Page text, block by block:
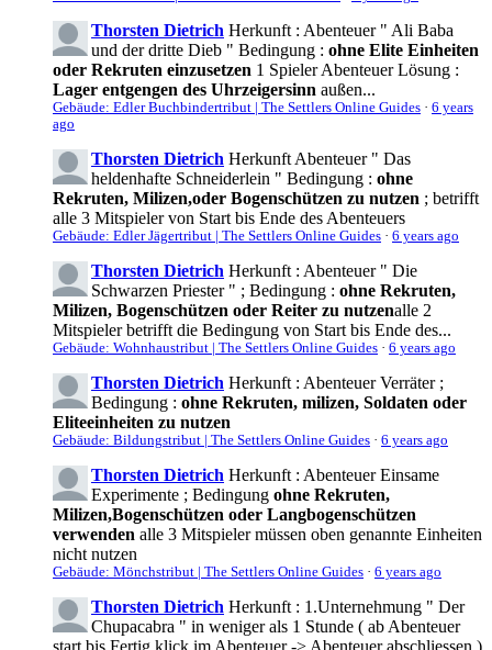
Thorsten Dietrich Herkunft : Abenteuer " Ali Baba
und der dritte Dieb " Bedingung : ohne Elite Einheiten
oder Rekruten einzusetzen 1 Spieler Abenteuer Lösung :
Lager entgengen des Uhrzeigersinn außen...
Gebäude: Edler Buchbindertribut | The Settlers Online Guides · 6 years
ago
Thorsten Dietrich Herkunft Abenteuer " Das
heldenhafte Schneiderlein " Bedingung : ohne
Rekruten, Milizen,oder Bogenschützen zu nutzen ; betrifft
alle 3 Mitspieler von Start bis Ende des Abenteuers
Gebäude: Edler Jägertribut | The Settlers Online Guides · 6 years ago
Thorsten Dietrich Herkunft : Abenteuer " Die
Schwarzen Priester " ; Bedingung : ohne Rekruten,
Milizen, Bogenschützen oder Reiter zu nutzenalle 2
Mitspieler betrifft die Bedingung von Start bis Ende des...
Gebäude: Wohnhaustribut | The Settlers Online Guides · 6 years ago
Thorsten Dietrich Herkunft : Abenteuer Verräter ;
Bedingung : ohne Rekruten, milizen, Soldaten oder
Eliteeinheiten zu nutzen
Gebäude: Bildungstribut | The Settlers Online Guides · 6 years ago
Thorsten Dietrich Herkunft : Abenteuer Einsame
Experimente ; Bedingung ohne Rekruten,
Milizen,Bogenschützen oder Langbogenschützen
verwenden alle 3 Mitspieler müssen oben genannte Einheiten
nicht nutzen
Gebäude: Mönchstribut | The Settlers Online Guides · 6 years ago
Thorsten Dietrich Herkunft : 1.Unternehmung " Der
Chupacabra " in weniger als 1 Stunde ( ab Abenteuer
start bis Fertig klick im Abenteuer -> Abenteuer abschliessen )